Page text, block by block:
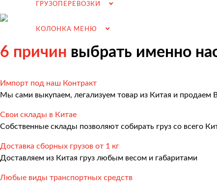
ГРУЗОПЕРЕВОЗКИ
КОЛОНКА МЕНЮ
Продвижение на российском рынке
.
Грузоперевозки из Китая
Международные перевозки
Автомобильные перевозки
Контейнерные перевозки
6 причин выбрать именно
Импорт под наш Контракт
Мы сами выкупаем, легализуем товар из Китая и продаем
Свои склады в Китае
Собственные склады позволяют собирать груз со всего
Доставка сборных грузов от 1 кг
Доставляем из Китая груз любым весом и габаритами
Любые виды транспортных средств